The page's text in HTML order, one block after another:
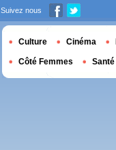
Suivez nous
Culture Cinéma
Côté Femmes Santé